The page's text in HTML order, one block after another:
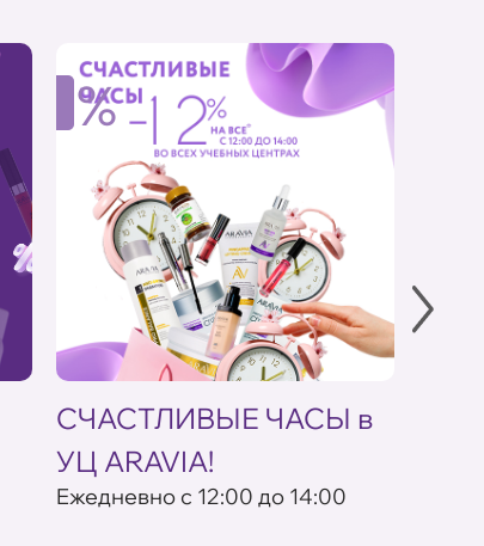
%
СЧАСТЛИВЫЕ ЧАСЫ в
УЦ ARAVIA!
Eжедневно с 12:00 до 14:00